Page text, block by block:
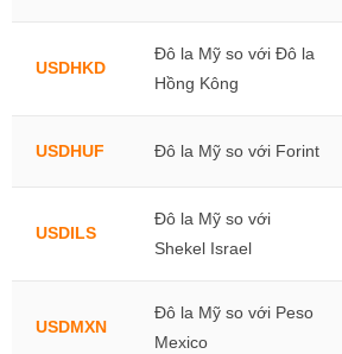
USDHKD
Đô la Mỹ so với Đô la
Hồng Kông
USDHUF Đô la Mỹ so với Forint
USDILS
Đô la Mỹ so với
Shekel Israel
USDMXN
Đô la Mỹ so với Peso
Mexico